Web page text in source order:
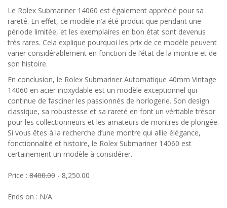
Le Rolex Submariner 14060 est également apprécié pour sa
rareté. En effet, ce modèle n’a été produit que pendant une
période limitée, et les exemplaires en bon état sont devenus
très rares. Cela explique pourquoi les prix de ce modèle peuvent
varier considérablement en fonction de l’état de la montre et de
son histoire.
En conclusion, le Rolex Submariner Automatique 40mm Vintage
14060 en acier inoxydable est un modèle exceptionnel qui
continue de fasciner les passionnés de horlogerie. Son design
classique, sa robustesse et sa rareté en font un véritable trésor
pour les collectionneurs et les amateurs de montres de plongée.
Si vous êtes à la recherche d’une montre qui allie élégance,
fonctionnalité et histoire, le Rolex Submariner 14060 est
certainement un modèle à considérer.
Price : 8400.00 - 8,250.00
Ends on : N/A